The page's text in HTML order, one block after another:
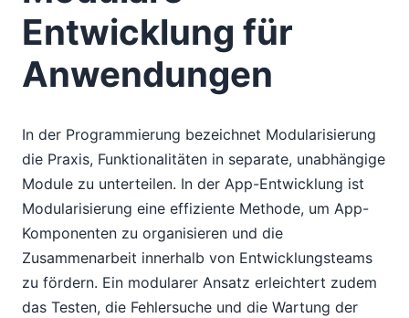
Entwicklung für
Anwendungen
In der Programmierung bezeichnet Modularisierung
die Praxis, Funktionalitäten in separate, unabhängige
Module zu unterteilen. In der App-Entwicklung ist
Modularisierung eine effiziente Methode, um App-
Komponenten zu organisieren und die
Zusammenarbeit innerhalb von Entwicklungsteams
zu fördern. Ein modularer Ansatz erleichtert zudem
das Testen, die Fehlersuche und die Wartung der